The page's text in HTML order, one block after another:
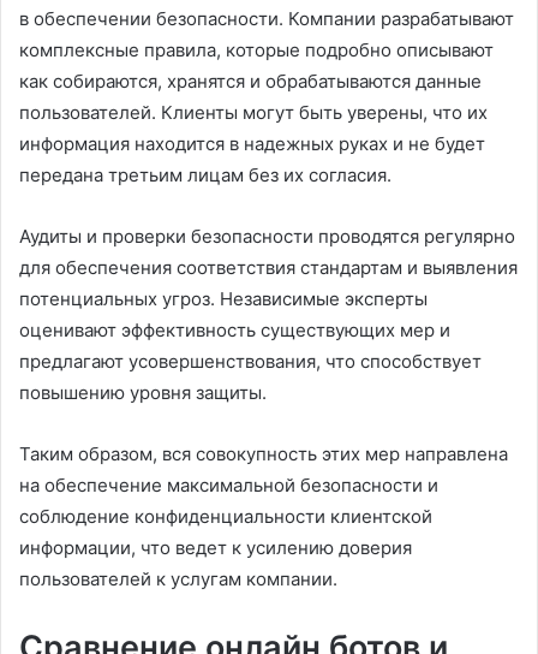
в обеспечении безопасности. Компании разрабатывают
комплексные правила, которые подробно описывают
как собираются, хранятся и обрабатываются данные
пользователей. Клиенты могут быть уверены, что их
информация находится в надежных руках и не будет
передана третьим лицам без их согласия.
Аудиты и проверки безопасности проводятся регулярно
для обеспечения соответствия стандартам и выявления
потенциальных угроз. Независимые эксперты
оценивают эффективность существующих мер и
предлагают усовершенствования, что способствует
повышению уровня защиты.
Таким образом, вся совокупность этих мер направлена
на обеспечение максимальной безопасности и
соблюдение конфиденциальности клиентской
информации, что ведет к усилению доверия
пользователей к услугам компании.